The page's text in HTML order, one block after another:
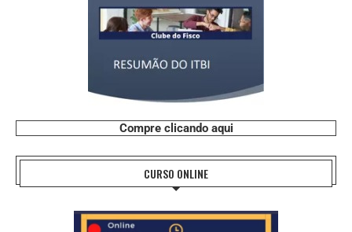
Compre clicando aqui
CURSO ONLINE